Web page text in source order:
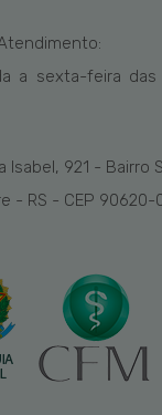
a sexta-feira das
Isabel, 921 - Bairro
- RS - CEP 90620-